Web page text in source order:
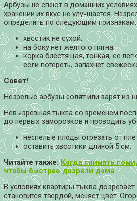
Арбузы не спеют в домашних
хранении их вкус не улучшается.
определить по следующим признакам:
хвостик не сухой;
на боку нет желтого пятна;
корка блестящая, тонкая, ее
если потереть, запахнет
Совет!
Незрелые арбузы солят или варят из
Невызревшая тыква со временем
до первых заморозков и проводить
неспелые плоды отрезать от
оставить хвостики длиной 5 см.
Читайте также:Когда снимать
чтобы быстрее дозрели дома
В условиях квартиры тыква
становится твердой, меняет цвет.